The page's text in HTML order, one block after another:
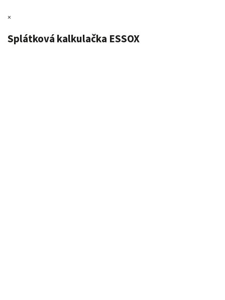
×
Splátková kalkulačka ESSOX